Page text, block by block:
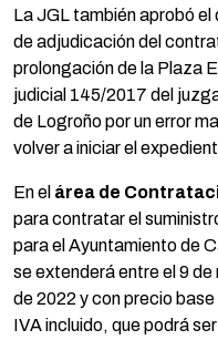
La JGL también aprobó
de adjudicación del
prolongación de la Plaza
judicial 145/2017 del
de Logroño por un error
volver a iniciar el
En el área de
para contratar el
para el Ayuntamiento de
se extenderá entre el 9
de 2022 y con precio
IVA incluido, que podrá